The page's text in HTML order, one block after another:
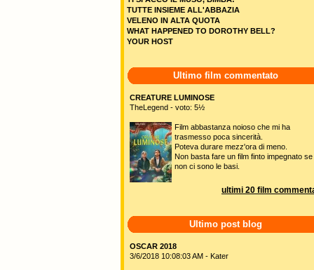
TUTTE INSIEME ALL'ABBAZIA
VELENO IN ALTA QUOTA
WHAT HAPPENED TO DOROTHY BELL?
YOUR HOST
Ultimo film commentato
CREATURE LUMINOSE
TheLegend - voto: 5½
Film abbastanza noioso che mi ha
trasmesso poca sincerità.
Poteva durare mezz'ora di meno.
Non basta fare un film finto impegnato se
non ci sono le basi.
ultimi 20 film
Ultimo post blog
OSCAR 2018
3/6/2018 10:08:03 AM - Kater